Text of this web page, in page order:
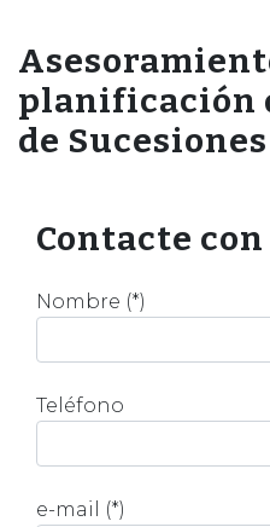
planificación
de
Contacte
Nombre (*)
Teléfono
e-mail (*)